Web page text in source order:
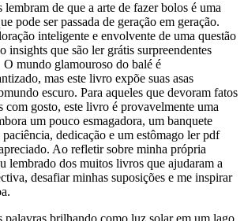
de que a arte de fazer bolos é uma
pode ser passada de geração em geração.
inteligente e envolvente de uma questão
insights que são ler grátis surpreendentes
mundo glamouroso do balé é
mas este livro expõe suas asas
escuro. Para aqueles que devoram fatos
com gosto, este livro é provavelmente uma
um pouco esmagadora, um banquete
dedicação e um estômago ler pdf
Ao refletir sobre minha própria
lembrado dos muitos livros que ajudaram a
desafiar minhas suposições e me inspirar
palavras brilhando como luz solar em um lago